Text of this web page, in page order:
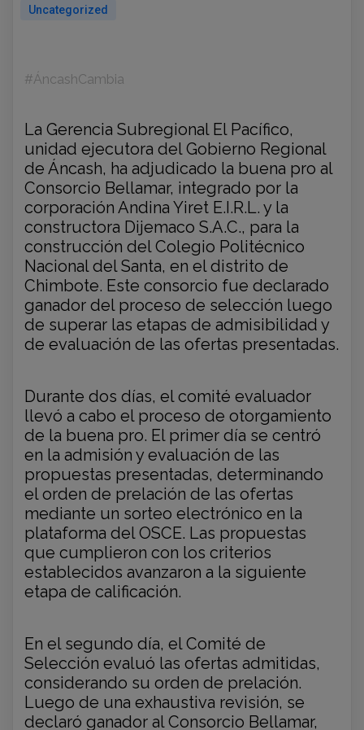
Uncategorized
#ÁncashCambia
La Gerencia Subregional El Pacífico,
unidad ejecutora del Gobierno Regional
de Áncash, ha adjudicado la buena pro al
Consorcio Bellamar, integrado por la
corporación Andina Yiret E.I.R.L. y la
constructora Dijemaco S.A.C., para la
construcción del Colegio Politécnico
Nacional del Santa, en el distrito de
Chimbote. Este consorcio fue declarado
ganador del proceso de selección luego
de superar las etapas de admisibilidad y
de evaluación de las ofertas presentadas.
Durante dos días, el comité evaluador
llevó a cabo el proceso de otorgamiento
de la buena pro. El primer día se centró
en la admisión y evaluación de las
propuestas presentadas, determinando
el orden de prelación de las ofertas
mediante un sorteo electrónico en la
plataforma del OSCE. Las propuestas
que cumplieron con los criterios
establecidos avanzaron a la siguiente
etapa de calificación.
En el segundo día, el Comité de
Selección evaluó las ofertas admitidas,
considerando su orden de prelación.
Luego de una exhaustiva revisión, se
declaró ganador al Consorcio Bellamar,